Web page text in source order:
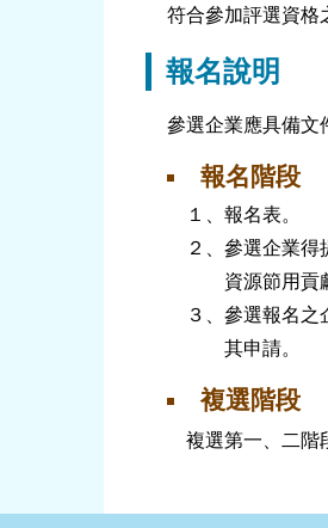
符合參加評選資格
報名說明
參選企業應具備文
報名階段
１、報名表。
２、參選企業
資源節用貢
３、參選報名
其申請。
複選階段
複選第一、二階